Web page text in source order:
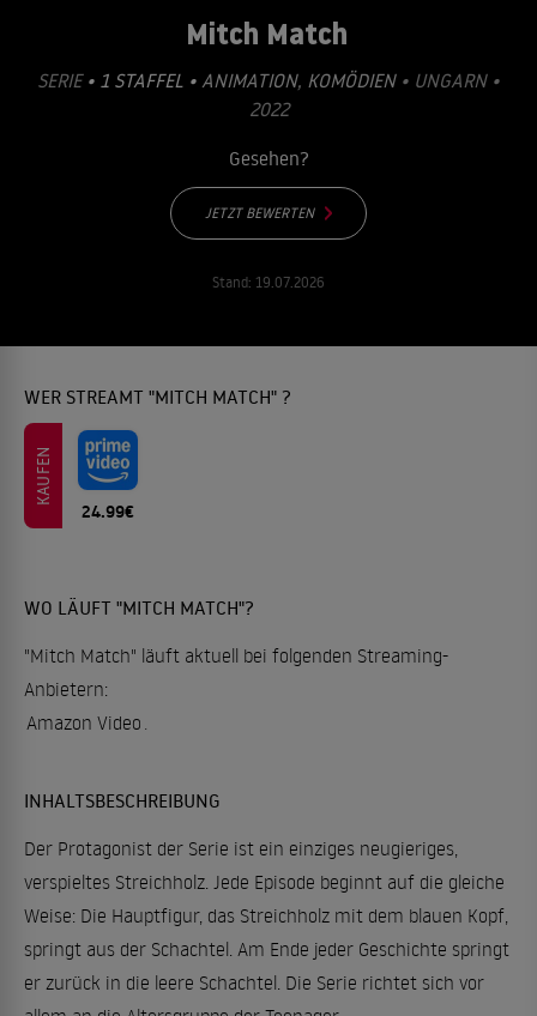
Mitch Match
SERIE • 1 STAFFEL • ANIMATION, KOMÖDIEN• UNGARN •
2022
Gesehen?
JETZT BEWERTEN
Stand: 19.07.2026
WER STREAMT "MITCH MATCH" ?
KAUFEN
24.99€
WO LÄUFT "MITCH MATCH"?
"Mitch Match" läuft aktuell bei folgenden Streaming-
Anbietern:
Amazon Video .
INHALTSBESCHREIBUNG
Der Protagonist der Serie ist ein einziges neugieriges,
verspieltes Streichholz. Jede Episode beginnt auf die gleiche
Weise: Die Hauptfigur, das Streichholz mit dem blauen Kopf,
springt aus der Schachtel. Am Ende jeder Geschichte springt
er zurück in die leere Schachtel. Die Serie richtet sich vor